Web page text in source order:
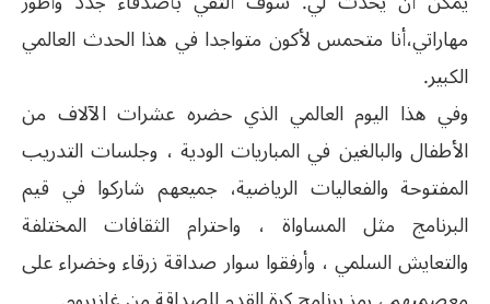
مهاراتي،أنا متحمس لأكون متواجدا في هذا الحدث العالمي
الكبير.
وفي هذا اليوم العالمي الذي حضره عشرات الآلاف من
الأطفال والبالغين في المباريات الودية ، وجلسات التدريب
المفتوحة والفعاليات الرياضية، جميعهم شاركوا في قيم
البرنامج مثل المساواة ، واحترام الثقافات المختلفة
والتعايش السلمي ، وأرفقوا سوار صداقة زرقاء وخضراء على